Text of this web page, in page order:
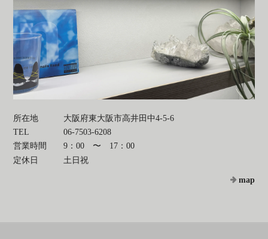
所在地
大阪府東大阪市高井田中4-5-6
TEL
06-7503-6208
営業時間
9：00 〜 17：00
定休日
土日祝
map